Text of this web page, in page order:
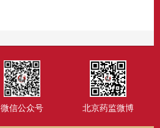
微信公众号 北京药监微博